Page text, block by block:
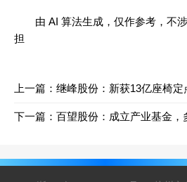
由 AI 算法生成，仅作参考，不涉
担
上一篇： 继峰股份：新获13亿座椅
下一篇： 百望股份：成立产业基金，